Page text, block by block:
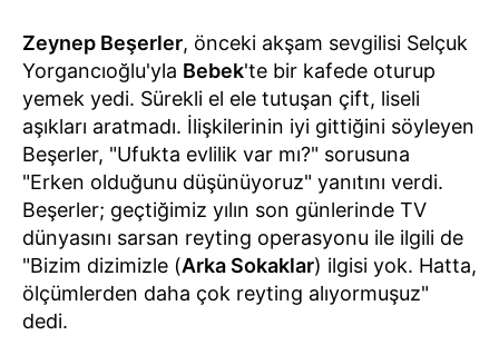
Zeynep Beşerler, önceki akşam sevgilisi Selçuk
Yorgancıoğlu'yla Bebek'te bir kafede oturup
yemek yedi. Sürekli el ele tutuşan çift, liseli
aşıkları aratmadı. İlişkilerinin iyi gittiğini söyleyen
Beşerler, "Ufukta evlilik var mı?" sorusuna
"Erken olduğunu düşünüyoruz" yanıtını verdi.
Beşerler; geçtiğimiz yılın son günlerinde TV
dünyasını sarsan reyting operasyonu ile ilgili de
"Bizim dizimizle (Arka Sokaklar) ilgisi yok. Hatta,
ölçümlerden daha çok reyting alıyormuşuz"
dedi.